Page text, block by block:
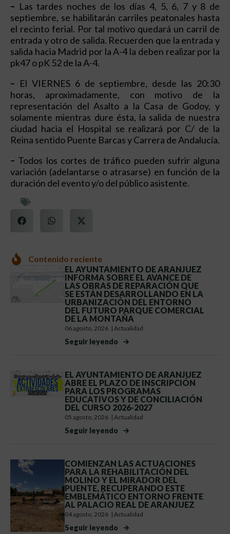
– Las tardes noches de los días 4, 5, 6, 7 y 8 de
septiembre, se habilitarán carriles peatonales hasta
el recinto ferial. Por tal motivo quedará un carril de
entrada y otro de salida. Recuerden que la entrada y
salida hacia Madrid por la A-4 la deben realizar por la
pk47 o pK 52 de la A-4.
– El VIERNES 6 de septiembre, desde las 20:30
horas, aproximadamente, con motivo de la
representación del Asalto a la Casa de Godoy, y
solamente mientras dure ésta, la salida de nuestra
ciudad hacia el Hospital se realizará por C/ de la
Reina sentido Puente Barcas y Carrera de Andalucía.
– Todos los cortes de tráfico pueden sufrir alguna
variación (adelantarse o atrasarse) en función de la
duración del evento y/o del público asistente.
Contenido reciente
EL AYUNTAMIENTO DE ARANJUEZ
INFORMA SOBRE EL AVANCE DE
LAS OBRAS DE REPARACIÓN QUE
SE ESTÁN DESARROLLANDO EN LA
URBANIZACIÓN DEL ENTORNO
DEL FUTURO PARQUE COMERCIAL
DE LA MONTAÑA
06 agosto, 2026 | Actualidad
Seguir leyendo
EL AYUNTAMIENTO DE ARANJUEZ
ABRE EL PLAZO DE INSCRIPCIÓN
PARA LOS PROGRAMAS
EDUCATIVOS Y DE CONCILIACIÓN
DEL CURSO 2026-2027
05 agosto, 2026 | Actualidad
Seguir leyendo
COMIENZAN LAS ACTUACIONES
PARA LA REHABILITACIÓN DEL
MOLINO Y EL MIRADOR DEL
PUENTE, RECUPERANDO ESTE
EMBLEMÁTICO ENTORNO FRENTE
AL PALACIO REAL DE ARANJUEZ
04 agosto, 2026 | Actualidad
Seguir leyendo